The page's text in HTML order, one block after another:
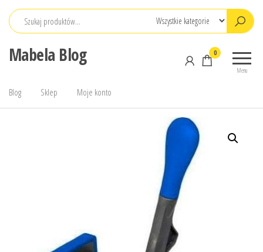
Przejdź
Mabela Blog
Menu
0
Blog Sklep Moje konto